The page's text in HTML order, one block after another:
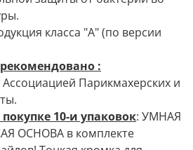
класса "А" (по версии
рекомендовано :
Парикмахерских и
10-и упаковок: УМНАЯ
ОСНОВА в комплекте